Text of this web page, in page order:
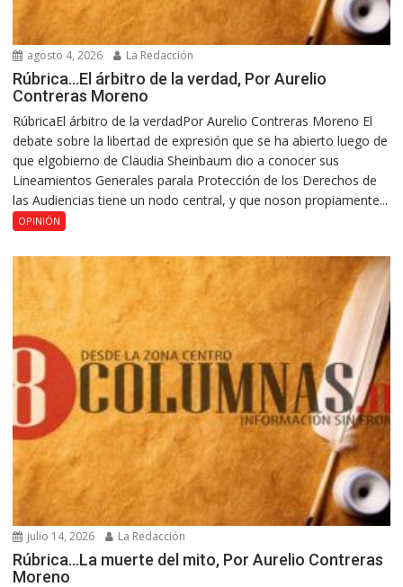
agosto 4, 2026 La Redacción
Rúbrica…El árbitro de la verdad, Por Aurelio
Contreras Moreno
RúbricaEl árbitro de la verdadPor Aurelio Contreras Moreno El
debate sobre la libertad de expresión que se ha abierto luego de
que elgobierno de Claudia Sheinbaum dio a conocer sus
Lineamientos Generales parala Protección de los Derechos de
las Audiencias tiene un nodo central, y que noson propiamente...
OPINIÓN
julio 14, 2026 La Redacción
Rúbrica…La muerte del mito, Por Aurelio Contreras
Moreno